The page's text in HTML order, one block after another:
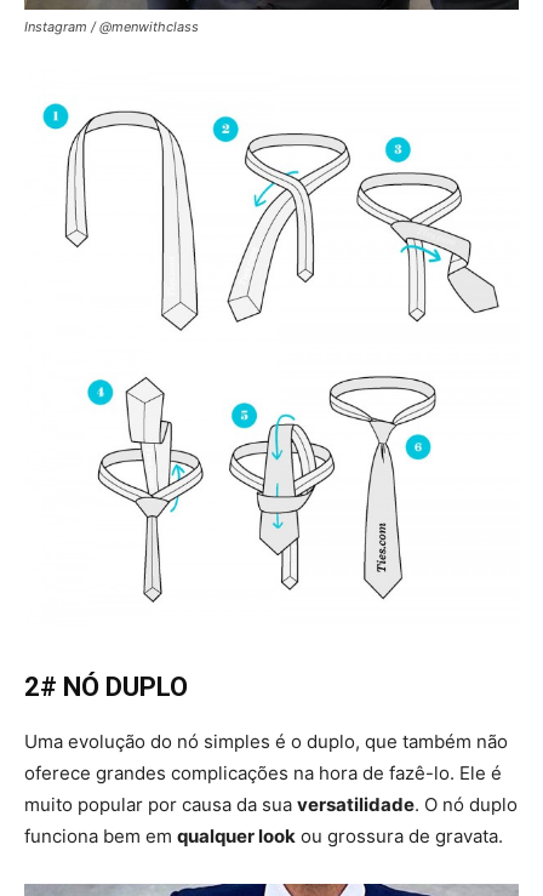
Instagram / @menwithclass
2# NÓ DUPLO
Uma evolução do nó simples é o duplo, que também não
oferece grandes complicações na hora de fazê-lo. Ele é
muito popular por causa da sua versatilidade. O nó duplo
funciona bem em qualquer look ou grossura de gravata.